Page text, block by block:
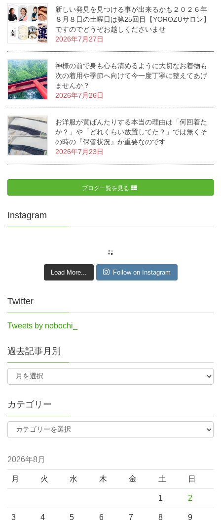
新しい発見を見つける事が出来るかも２０２６年
８月８日の土曜日は第25回目【YOROZUサロン】
ですのでどうぞお越しくださいませ
2026年7月27日
神様の前で身も心も清めるように大切なお着物も
次の着用や季節へ向けて今一度丁寧に整えてあげ
ませんか？
2026年7月26日
お洋服が黄ばんたりする本当の理由は「何回着た
か？」や「どれくらい放置してた？」では無くそ
の時の『保管状況』が重要なのです
2026年7月23日
ブログ一覧を見る
Instagram
Load More... Follow on Instagram
Twitter
Tweets by nobochi_
過去記事月別
カテゴリー
2026年8月
月 火 水 木 金 土 日
1 2
3 4 5 6 7 8 9